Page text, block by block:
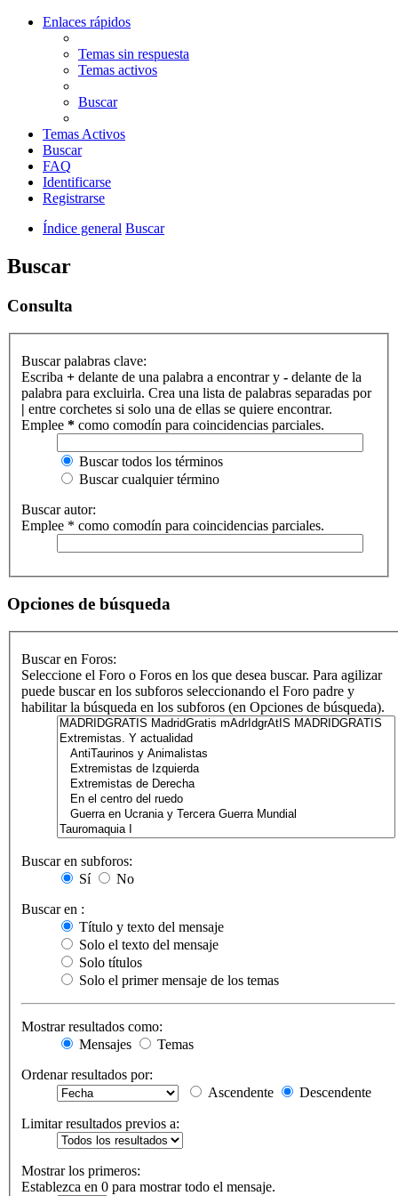
Enlaces rápidos
Temas sin respuesta
Temas activos
Buscar
Temas Activos
Buscar
FAQ
Identificarse
Registrarse
Índice general Buscar
Buscar
Consulta
Buscar palabras clave:
Escriba + delante de una palabra a encontrar y - delante de la
palabra para excluirla. Crea una lista de palabras separadas por
| entre corchetes si solo una de ellas se quiere encontrar.
Emplee * como comodín para coincidencias parciales.
Buscar todos los términos
Buscar cualquier término
Buscar autor:
Emplee * como comodín para coincidencias parciales.
Opciones de búsqueda
Buscar en Foros:
Seleccione el Foro o Foros en los que desea buscar. Para agilizar
puede buscar en los subforos seleccionando el Foro padre y
habilitar la búsqueda en los subforos (en Opciones de búsqueda).
Buscar en subforos:
Sí
No
Buscar en :
Título y texto del mensaje
Solo el texto del mensaje
Solo títulos
Solo el primer mensaje de los temas
Mostrar resultados como:
Mensajes
Temas
Ordenar resultados por:
Ascendente
Descendente
Limitar resultados previos a:
Mostrar los primeros:
Establezca en 0 para mostrar todo el mensaje.